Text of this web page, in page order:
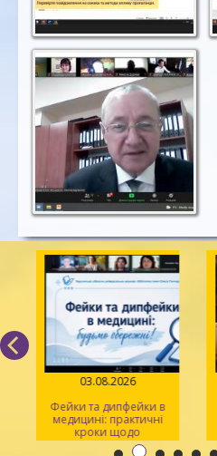
03.08.2026
Фейки та дипфейки в
медицині: практичні
кроки щодо
розпізнавання